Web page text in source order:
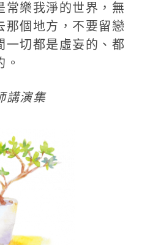
常樂我淨的世界，無
那個地方，不要留戀
一切都是虛妄的、都
講演集